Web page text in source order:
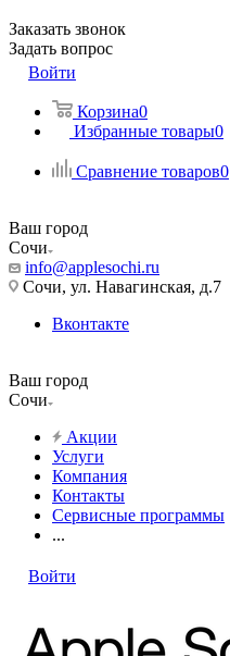
Заказать звонок
Задать вопрос
Войти
Корзина0
Избранные товары0
Сравнение товаров0
Ваш город
Сочи
info@applesochi.ru
Сочи, ул. Навагинская, д.7
Вконтакте
Ваш город
Сочи
Акции
Услуги
Компания
Контакты
Сервисные программы
...
Войти